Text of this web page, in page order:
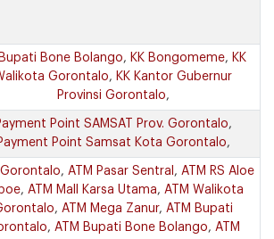
Bupati Bone Bolango, KK Bongomeme, KK
Gorontalo, KK Kantor Gubernur
Provinsi Gorontalo,
Point SAMSAT Prov. Gorontalo,
Point Samsat Kota Gorontalo,
Gorontalo, ATM Pasar Sentral , ATM RS Aloe
, ATM Mall Karsa Utama, ATM Walikota
, ATM Mega Zanur, ATM Bupati
, ATM Bupati Bone Bolango, ATM